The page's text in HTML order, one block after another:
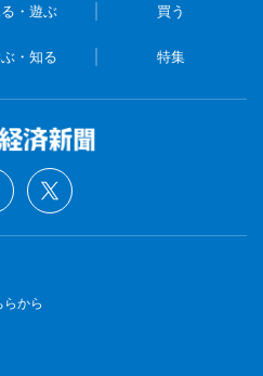
・遊ぶ 買う
・知る 特集
から